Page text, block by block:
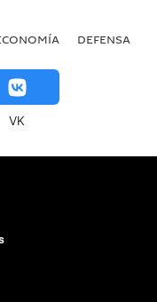
DEFENSA
VK